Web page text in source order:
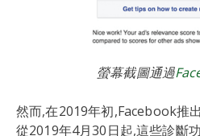
螢幕截圖通過
然而,在2019年初,Facebook推
從2019年4月30日起,這些診斷